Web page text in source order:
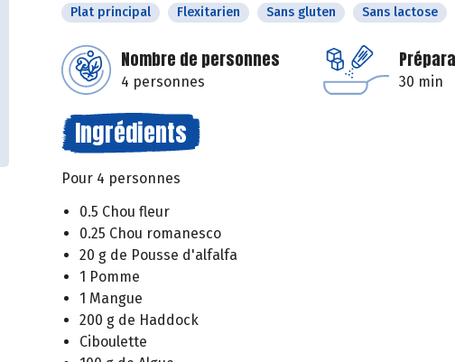
Plat principal Flexitarien Sans gluten Sans lactose
Nombre de personnes
4 personnes 30 min
Ingrédients
Pour 4 personnes
0.5 Chou fleur
0.25 Chou romanesco
20 g de Pousse d'alfalfa
1 Pomme
1 Mangue
200 g de Haddock
Ciboulette